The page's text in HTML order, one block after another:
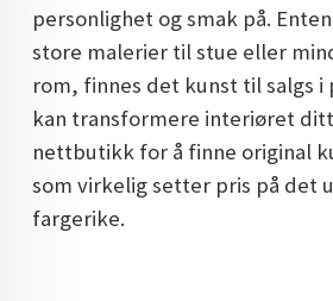
personlighet og smak på.
store malerier til stue eller
rom, finnes det kunst til salgs
kan transformere interiøret
nettbutikk for å finne original
som virkelig setter pris på det
fargerike.